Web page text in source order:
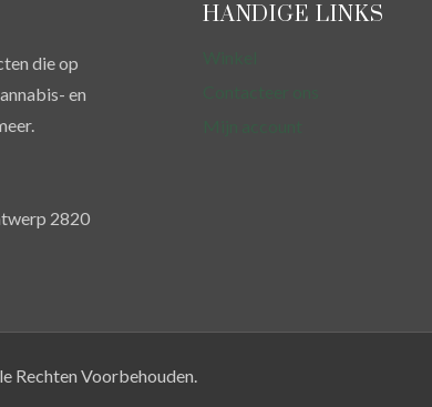
die op
en
2820
HANDIGE LINKS
Rechten Voorbehouden.